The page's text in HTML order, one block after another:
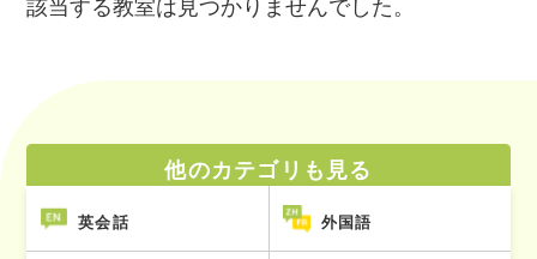
該当する教室は見つかりませんでした。
他のカテゴリも見る
英会話 外国語